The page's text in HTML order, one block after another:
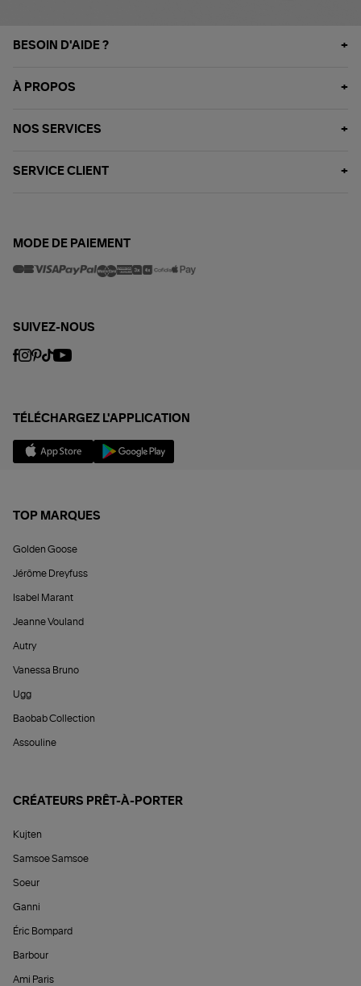
BESOIN D'AIDE ?
À PROPOS
NOS SERVICES
SERVICE CLIENT
MODE DE PAIEMENT
SUIVEZ-NOUS
TÉLÉCHARGEZ L'APPLICATION
TOP MARQUES
Golden Goose
Jérôme Dreyfuss
Isabel Marant
Jeanne Vouland
Autry
Vanessa Bruno
Ugg
Baobab Collection
Assouline
CRÉATEURS PRÊT-À-PORTER
Kujten
Samsoe Samsoe
Soeur
Ganni
Éric Bompard
Barbour
Ami Paris